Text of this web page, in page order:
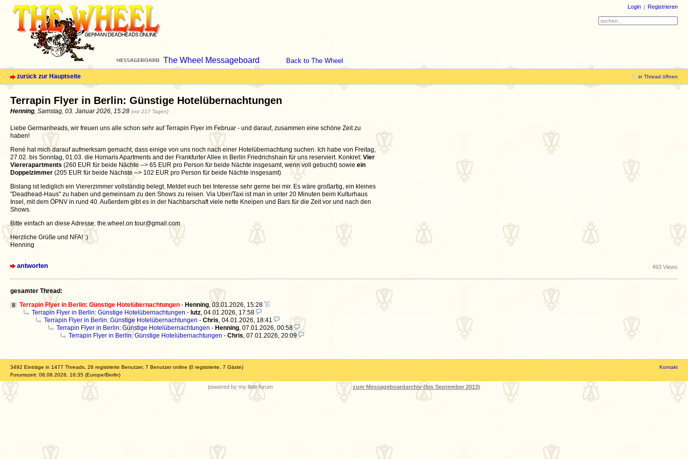
The Wheel Messageboard Back to The Wheel
Login Registrieren
zurück zur Hauptseite in Thread öffnen
Terrapin Flyer in Berlin: Günstige Hotelübernachtungen
Henning , Samstag, 03. Januar 2026, 15:28 (vor 217 Tagen)
Liebe Germanheads, wir freuen uns alle schon sehr auf Terrapin Flyer im Februar - und darauf, zusammen eine schöne Zeit zu
haben!
René hat mich darauf aufmerksam gemacht, dass einige von uns noch nach einer Hotelübernachtung suchen. Ich habe von Freitag,
27.02. bis Sonntag, 01.03. die Homaris Apartments and der Frankfurter Allee in Berlin Friedrichshain für uns reserviert. Konkret: Vier
Viererapartments (260 EUR für beide Nächte --> 65 EUR pro Person für beide Nächte insgesamt, wenn voll gebucht) sowie ein
Doppelzimmer (205 EUR für beide Nächste --> 102 EUR pro Person für beide Nächte insgesamt).
Bislang ist lediglich ein Viererzimmer vollständig belegt. Meldet euch bei Interesse sehr gerne bei mir. Es wäre großartig, ein kleines
"Deadhead-Haus" zu haben und gemeinsam zu den Shows zu reisen. Via Uber/Taxi ist man in unter 20 Minuten beim Kulturhaus
Insel, mit dem ÖPNV in rund 40. Außerdem gibt es in der Nachbarschaft viele nette Kneipen und Bars für die Zeit vor und nach den
Shows.
Bitte einfach an diese Adresse: the.wheel.on.tour@gmail.com
Herzliche Grüße und NFA! :)
Henning
antworten 493 Views
gesamter Thread:
Terrapin Flyer in Berlin: Günstige Hotelübernachtungen - Henning,03.01.2026, 15:28
Terrapin Flyer in Berlin: Günstige Hotelübernachtungen - lutz 04.01.2026, 17:58
Terrapin Flyer in Berlin: Günstige Hotelübernachtungen - Chris 04.01.2026, 18:41
Terrapin Flyer in Berlin: Günstige Hotelübernachtungen - Henning 07.01.2026, 00:58
Terrapin Flyer in Berlin: Günstige Hotelübernachtungen - Chris 07.01.2026, 20:09
3492 Einträge in 1477 Threads, 26 registrierte Benutzer, 7 Benutzer online (0 registrierte, 7 Gäste)
Forumszeit: 08.08.2026, 16:35 (Europe/Berlin)
Kontakt
powered by my little forum zum Messageboardarchiv (bis September 2013)